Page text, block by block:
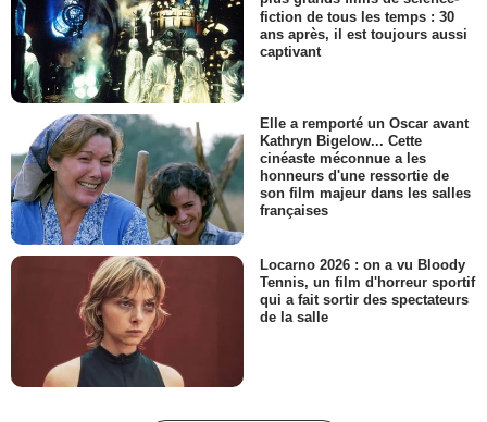
fiction de tous les temps : 30
ans après, il est toujours aussi
captivant
Elle a remporté un Oscar avant
Kathryn Bigelow... Cette
cinéaste méconnue a les
honneurs d'une ressortie de
son film majeur dans les salles
françaises
Locarno 2026 : on a vu Bloody
Tennis, un film d'horreur sportif
qui a fait sortir des spectateurs
de la salle